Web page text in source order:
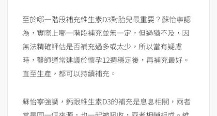
至於哪一階段補充維生素D3對胎兒最重要？蘇怡寧認
為，實際上哪一階段補充並無一定，但過猶不及，因
無法精確評估是否補充過多或太少，所以當有疑慮
時，醫師通常建議於懷孕12週穩定後，再補充最好。
直至生產，都可以持續補充。
蘇怡寧強調，鈣跟維生素D3的補充是息息相關，兩者